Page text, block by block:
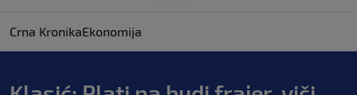
Crna KronikaEkonomija